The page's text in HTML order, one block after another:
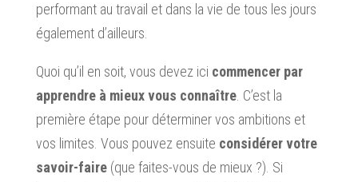
performant au travail et dans la vie de tous les jours
également d’ailleurs.
Quoi qu’il en soit, vous devez ici commencer par
apprendre à mieux vous connaître. C’est la
première étape pour déterminer vos ambitions et
vos limites. Vous pouvez ensuite considérer votre
savoir-faire(que faites-vous de mieux ?). Si